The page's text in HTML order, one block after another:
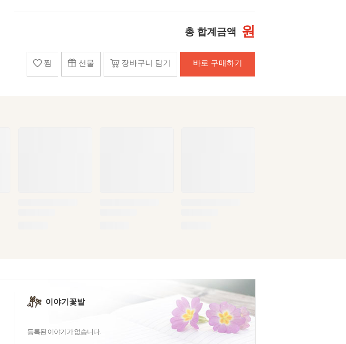
총 합계금액 원
찜 선물 장바구니 담기 바로 구매하기
이야기꽃밭
등록된 이야기가 없습니다.